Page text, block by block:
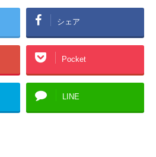
シェア
Pocket
LINE